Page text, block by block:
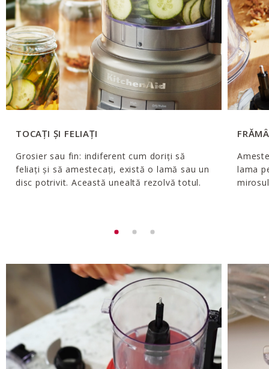
TOCAȚI ȘI FELIAȚI
Grosier sau fin: indiferent cum doriți să
feliați și să amestecați, există o lamă sau un
disc potrivit. Această unealtă rezolvă totul.
lama